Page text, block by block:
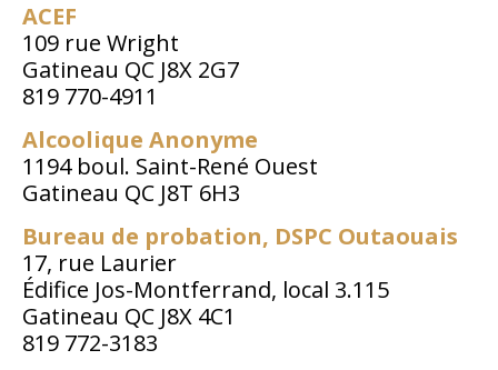
ACEF
109 rue Wright
Gatineau QC J8X 2G7
819 770-4911
Alcoolique Anonyme
1194 boul. Saint-René Ouest
Gatineau QC J8T 6H3
Bureau de probation, DSPC Outaouais
17, rue Laurier
Édifice Jos-Montferrand, local 3.115
Gatineau QC J8X 4C1
819 772-3183